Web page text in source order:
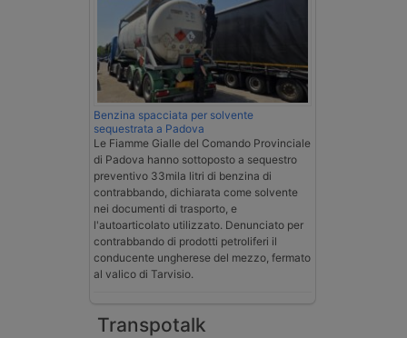
Benzina spacciata per solvente
sequestrata a Padova
Le Fiamme Gialle del Comando Provinciale
di Padova hanno sottoposto a sequestro
preventivo 33mila litri di benzina di
contrabbando, dichiarata come solvente
nei documenti di trasporto, e
l'autoarticolato utilizzato. Denunciato per
contrabbando di prodotti petroliferi il
conducente ungherese del mezzo, fermato
al valico di Tarvisio.
Transpotalk